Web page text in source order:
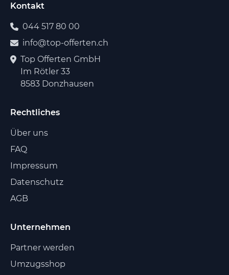
Kontakt
044 517 80 00
info@top-offerten.ch
Top Offerten GmbH
Im Rötler 33
8583 Donzhausen
Rechtliches
Über uns
FAQ
Impressum
Datenschutz
AGB
Unternehmen
Partner werden
Umzugsshop